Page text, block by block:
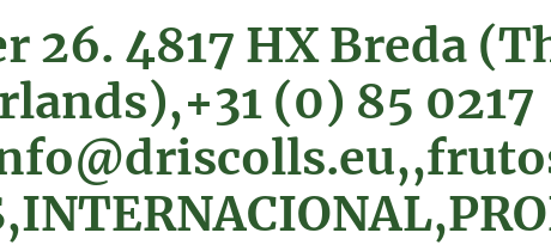
26. 4817 HX Breda
(0) 85 0217